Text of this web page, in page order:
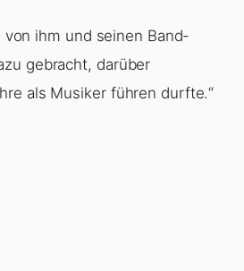
ihm und seinen Band-
gebracht, darüber
als Musiker führen durfte.“